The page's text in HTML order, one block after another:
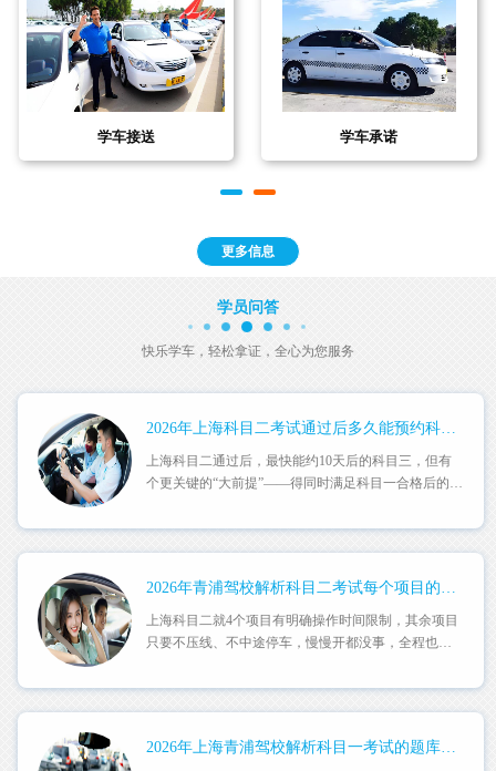
学车 流程 联系我们
更多信息
学员问答
快乐学车，轻松拿证，全心为您服务
2026年上海科目二考试通过后多久能预约科目三？
上海科目二通过后，最快能约10天后的科目三，但有
个更关键的“大前提”——得同时满足科目一合格后的时
2026年青浦驾校解析科目二考试每个项目的操作时间限制？
上海科目二就4个项目有明确操作时间限制，其余项目
只要不压线、不中途停车，慢慢开都没事，全程也没
2026年上海青浦驾校解析科目一考试的题库有多少道题？